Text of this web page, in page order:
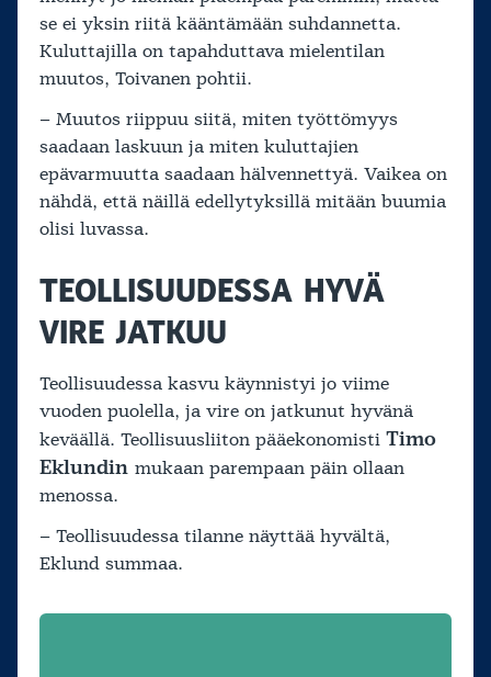
se ei yksin riitä kääntämään suhdannetta.
Kuluttajilla on tapahduttava mielentilan
muutos, Toivanen pohtii.
– Muutos riippuu siitä, miten työttömyys
saadaan laskuun ja miten kuluttajien
epävarmuutta saadaan hälvennettyä. Vaikea on
nähdä, että näillä edellytyksillä mitään buumia
olisi luvassa.
TEOLLISUUDESSA HYVÄ
VIRE JATKUU
Teollisuudessa kasvu käynnistyi jo viime
vuoden puolella, ja vire on jatkunut hyvänä
keväällä. Teollisuusliiton pääekonomisti Timo
Eklundin mukaan parempaan päin ollaan
menossa.
– Teollisuudessa tilanne näyttää hyvältä,
Eklund summaa.